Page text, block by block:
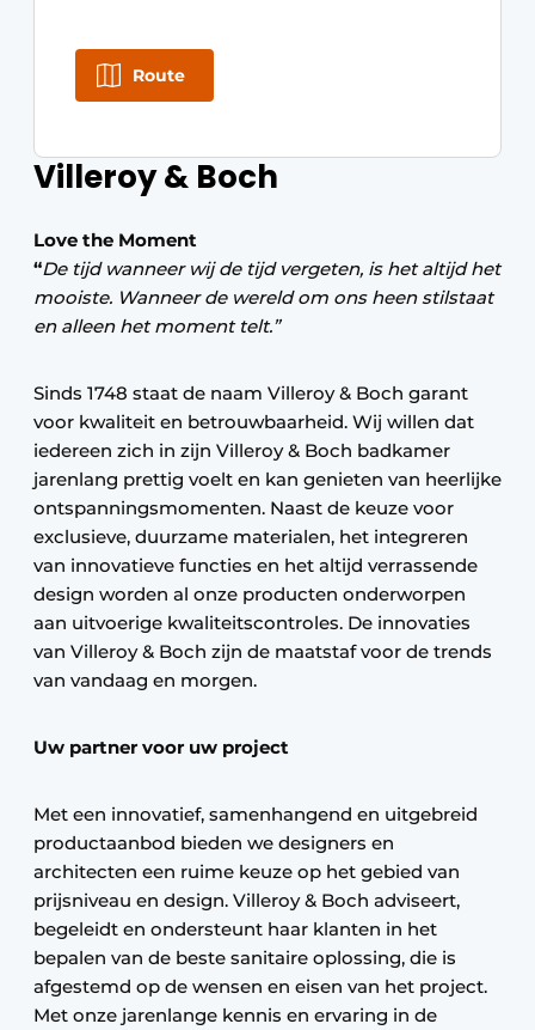
Villeroy & Boch
Love the Moment
“De tijd wanneer wij de tijd vergeten, is het altijd het
mooiste. Wanneer de wereld om ons heen stilstaat
en alleen het moment telt.”
Sinds 1748 staat de naam Villeroy & Boch garant
voor kwaliteit en betrouwbaarheid. Wij willen dat
iedereen zich in zijn Villeroy & Boch badkamer
jarenlang prettig voelt en kan genieten van heerlijke
ontspanningsmomenten. Naast de keuze voor
exclusieve, duurzame materialen, het integreren
van innovatieve functies en het altijd verrassende
design worden al onze producten onderworpen
aan uitvoerige kwaliteitscontroles. De innovaties
van Villeroy & Boch zijn de maatstaf voor de trends
van vandaag en morgen.
Uw partner voor uw project
Met een innovatief, samenhangend en uitgebreid
productaanbod bieden we designers en
architecten een ruime keuze op het gebied van
prijsniveau en design. Villeroy & Boch adviseert,
begeleidt en ondersteunt haar klanten in het
bepalen van de beste sanitaire oplossing, die is
afgestemd op de wensen en eisen van het project.
Met onze jarenlange kennis en ervaring in de
Route